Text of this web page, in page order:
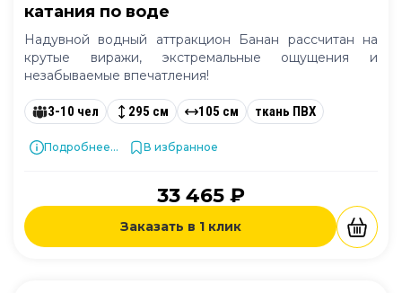
катания по воде
Надувной водный аттракцион Банан рассчитан на
крутые виражи, экстремальные ощущения и
незабываемые впечатления!
3-10 чел 295 см 105 см ткань ПВХ
Подробнее... В избранное
33 465 ₽
Заказать в 1 клик